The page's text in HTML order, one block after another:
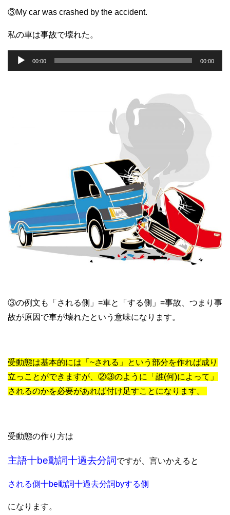
③My car was crashed by the accident.
私の車は事故で壊れた。
声
00:00 00:00
③の例文も「される側」=車と「する側」=事故、つまり事
故が原因で車が壊れたという意味になります。
受動態は基本的には「~される」という部分を作れば成り
立っことができますが、②③のように「誰(何)によって」
されるのかを必要があれば付け足すことになります。
受動態の作り方は
主語十be動詞十過去分詞ですが、言いかえると
される側十be動詞十過去分詞byする側
になります。